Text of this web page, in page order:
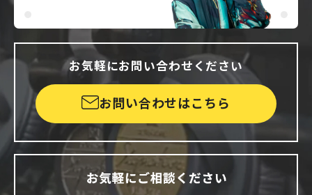
お気軽にお問い合わせください
お問い合わせはこちら